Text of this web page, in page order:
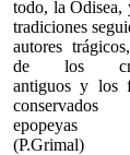
todo, la Odisea,
tradiciones
autores
de los
antiguos y los
epopeyas
(P.Grimal)